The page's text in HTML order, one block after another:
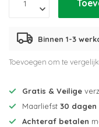
Binnen 1-3
Toevoegen om te
Gratis & Veilige
Maarliefst 30 dagen
Achteraf betalen